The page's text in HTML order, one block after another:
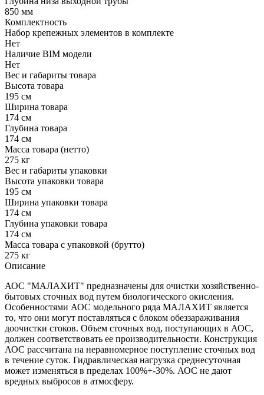
850 мм
Комплектность
Набор крепежных элементов в комплекте
Нет
Наличие BIM модели
Нет
Вес и габариты товара
Высота товара
195 см
Ширина товара
174 см
Глубина товара
174 см
Масса товара (нетто)
275 кг
Вес и габариты упаковки
Высота упаковки товара
195 см
Ширина упаковки товара
174 см
Глубина упаковки товара
174 см
Масса товара с упаковкой (брутто)
275 кг
Описание
АОС "МАЛАХИТ" предназначены для очистки хозяйственно-
бытовых сточных вод путем биологического окисления.
Особенностями АОС модельного ряда МАЛАХИТ является
то, что они могут поставляться с блоком обеззараживания
доочистки стоков. Объем сточных вод, поступающих в АОС,
должен соответствовать ее производительности. Конструкция
АОС рассчитана на неравномерное поступление сточных вод
в течение суток. Гидравлическая нагрузка среднесуточная
может изменяться в пределах 100%+-30%. АОС не дают
вредных выбросов в атмосферу.